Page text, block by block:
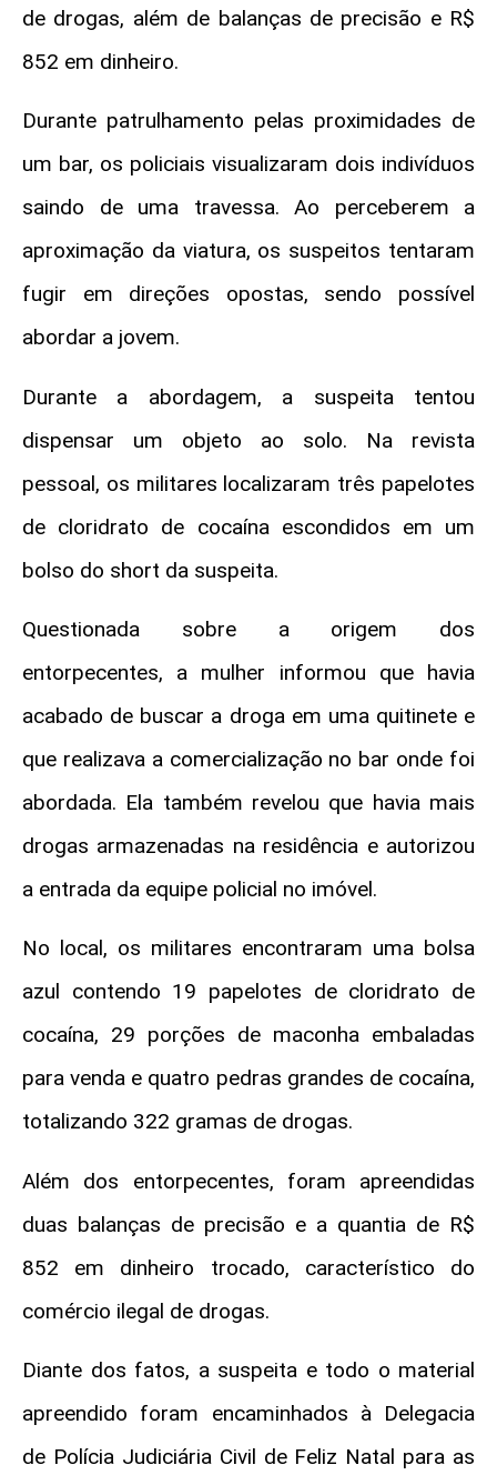
de drogas, além de balanças de precisão e R$
852 em dinheiro.
Durante patrulhamento pelas proximidades de
um bar, os policiais visualizaram dois indivíduos
saindo de uma travessa. Ao perceberem a
aproximação da viatura, os suspeitos tentaram
fugir em direções opostas, sendo possível
abordar a jovem.
Durante a abordagem, a suspeita tentou
dispensar um objeto ao solo. Na revista
pessoal, os militares localizaram três papelotes
de cloridrato de cocaína escondidos em um
bolso do short da suspeita.
Questionada sobre a origem dos
entorpecentes, a mulher informou que havia
acabado de buscar a droga em uma quitinete e
que realizava a comercialização no bar onde foi
abordada. Ela também revelou que havia mais
drogas armazenadas na residência e autorizou
a entrada da equipe policial no imóvel.
No local, os militares encontraram uma bolsa
azul contendo 19 papelotes de cloridrato de
cocaína, 29 porções de maconha embaladas
para venda e quatro pedras grandes de cocaína,
totalizando 322 gramas de drogas.
Além dos entorpecentes, foram apreendidas
duas balanças de precisão e a quantia de R$
852 em dinheiro trocado, característico do
comércio ilegal de drogas.
Diante dos fatos, a suspeita e todo o material
apreendido foram encaminhados à Delegacia
de Polícia Judiciária Civil de Feliz Natal para as